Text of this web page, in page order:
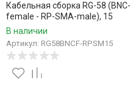
Кабельная сборка RG-58 (BNC-
female - RP-SMA-male), 15
метров
В наличии
Артикул: RG58BNCF-RPSM15